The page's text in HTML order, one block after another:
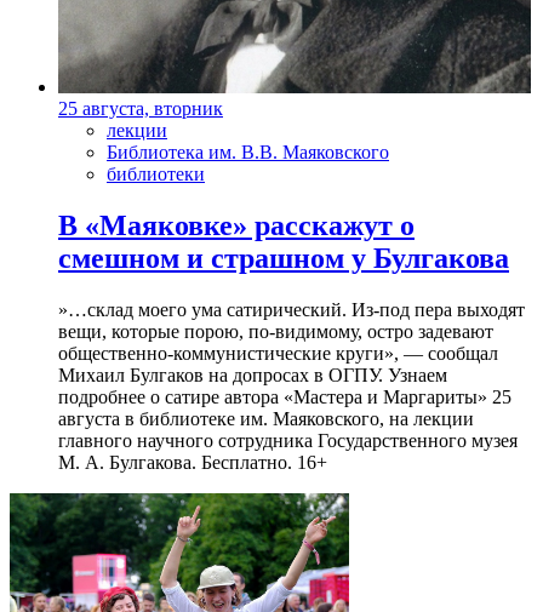
25 августа, вторник
лекции
Библиотека им. В.В. Маяковского
библиотеки
В «Маяковке» расскажут о
смешном и страшном у Булгакова
»…склад моего ума сатирический. Из-под пера выходят
вещи, которые порою, по-видимому, остро задевают
общественно-коммунистические круги», — сообщал
Михаил Булгаков на допросах в ОГПУ. Узнаем
подробнее о сатире автора «Мастера и Маргариты» 25
августа в библиотеке им. Маяковского, на лекции
главного научного сотрудника Государственного музея
М. А. Булгакова. Бесплатно. 16+